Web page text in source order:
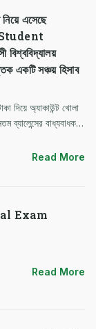
এসেছে
একটি সঞ্চয় হিসাব
Read More
Exam
Read More